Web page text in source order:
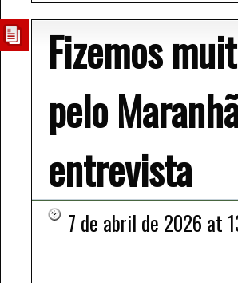
Fizemos
pelo
entrevista
7 de abril de 2026 at